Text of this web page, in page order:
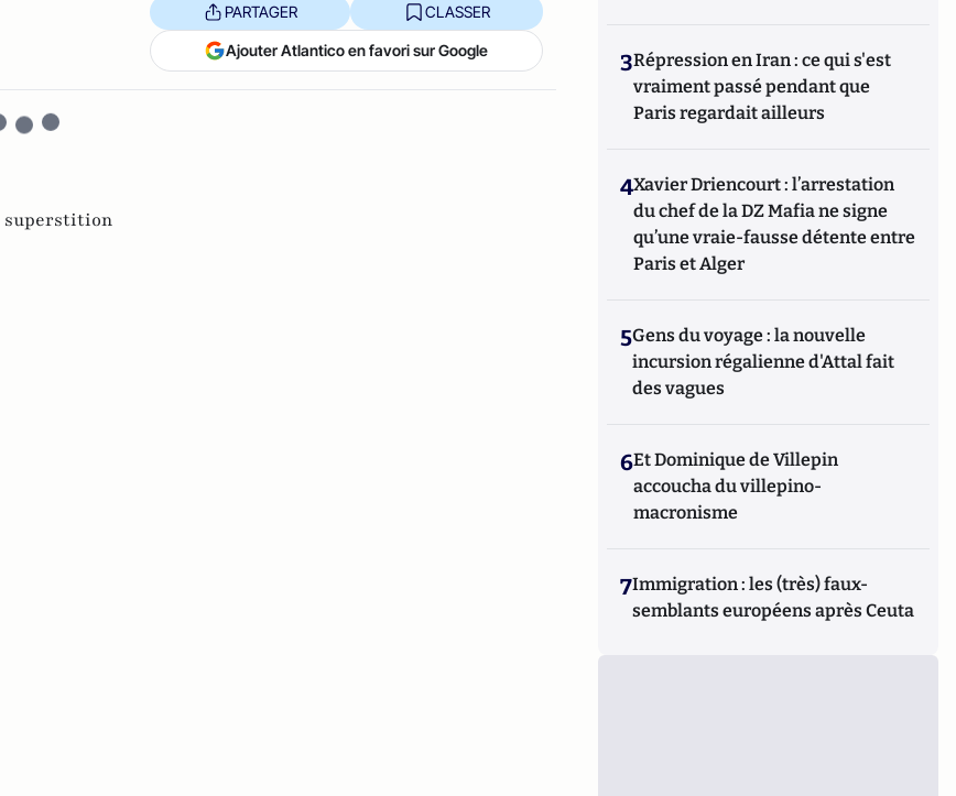
PARTAGER CLASSER
Ajouter Atlantico en favori sur Google
superstition
3Répression en Iran : ce qui s'est
vraiment passé pendant que
Paris regardait ailleurs
4Xavier Driencourt : l’arrestation
du chef de la DZ Mafia ne signe
qu’une vraie-fausse détente entre
Paris et Alger
5Gens du voyage : la nouvelle
incursion régalienne d'Attal fait
des vagues
6Et Dominique de Villepin
accoucha du villepino-
macronisme
7Immigration : les (très) faux-
semblants européens après Ceuta